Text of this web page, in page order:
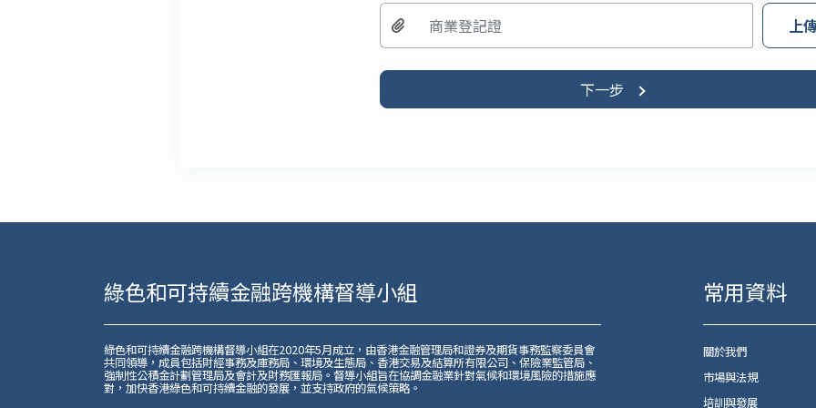
上
下一步
綠色和可持續金融跨機構督導小組
綠色和可持續金融跨機構督導小組在2020年5月成立，由香港金融管理局和證券及期貨事務監察委員會
共同領導，成員包括財經事務及庫務局、環境及生態局、香港交易及結算所有限公司、保險業監管局、
強制性公積金計劃管理局及會計及財務匯報局。督導小組旨在協調金融業針對氣候和環境風險的措施應
對，加快香港綠色和可持續金融的發展，並支持政府的氣候策略。
常用資料
關於我們
市場與法規
培訓與發展